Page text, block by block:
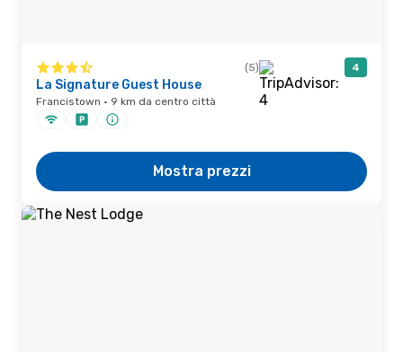
(5) 4
La Signature Guest House
Francistown · 9 km da centro città
Mostra prezzi